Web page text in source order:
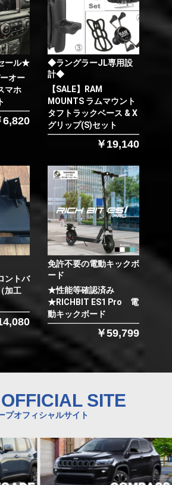
ール★
オー
マホ
6,820
◆ラングラーJL専用設
計◆
【SALE】RAM
MOUNTS ラムマウント
タフトラックベース & X
グリップ(S)セット
￥19,140
ントバ
加工
免許不要の電動キックボ
ード
★性能等確認済み
★RICHBIT ES1 Pro 電
動キックボード
￥59,799
SITE
プオフィシャルサイト